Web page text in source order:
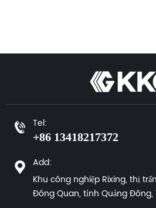
Tel:
+86 13418217372
Add:
Khu công nghiệp Rixing, thị
Đông Quan, tỉnh Quảng Đông,